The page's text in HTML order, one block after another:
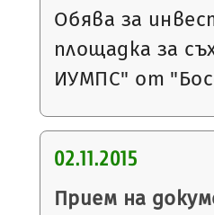
Обява за
площадка за
ИУМПС" от
02.11.2015
Прием на